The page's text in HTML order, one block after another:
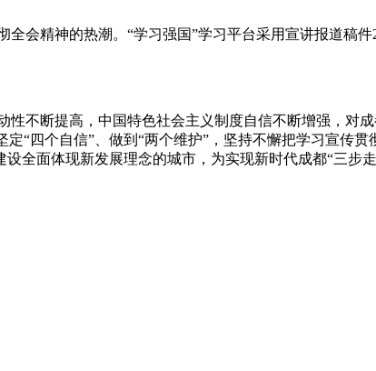
会精神的热潮。“学习强国”学习平台采用宣讲报道稿
不断提高，中国特色社会主义制度自信不断增强，对
“四个自信”、做到“两个维护”，坚持不懈把学习宣传
全面体现新发展理念的城市，为实现新时代成都“三步